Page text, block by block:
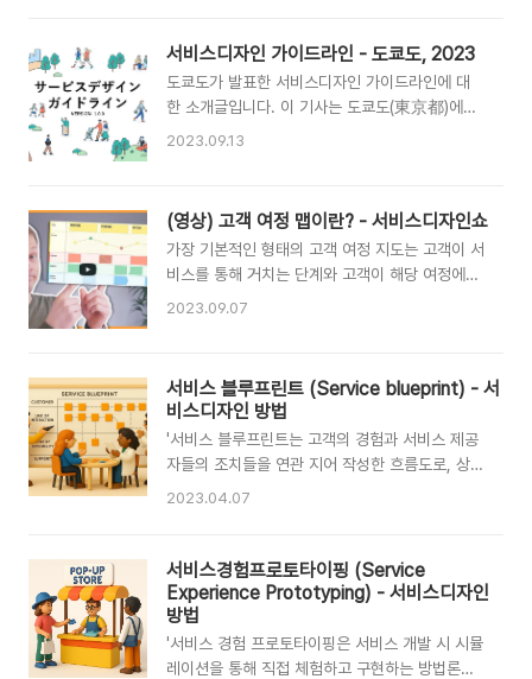
없었다. 이를 해결하기 위해 Richard
Eisermann 디렉터가 팀에게 "디자인 프로세스를
어떻게 설명해야 할까?"라는 질문을 던졌다. ..
북'는 IDEO.org가 집필하고 디자인한 가이드북으
로, 디자인씽킹의 핵심 원칙과 방법론을 깊이 있게
다룬다. 이 책은 사회 문제 - 빈곤, 양성 평등, 지
속 가능성 등 - 을 해결하는 데 디자인씽킹을 어떻
자인툴킷'이 보완 및 발전된 책으로써 초기 버전부
터 다양한 언어로 번역, 무료로 제공되고 있는 것
을 감안하면 현재..
서비스디자인 가이드라인 - 도쿄도, 2023
도쿄도가 발표한 서비스디자인 가이드라인에 대
한 소개글입니다. 이 기사는 도쿄도(東京都)에서
진행하는 '서비스디자인'에 대한 전략과 실행 방안
월에 '서비스디자인 가이드라인'을 발표하여, 이를
기반으로 다양한 디지털 서비스를 개발하고 있습
니다.도구: '도쿄도 서비스 캔버스'라는 도구를 사
용하여, 서비스디자인을 체계적으로 접근합니다.
기 → 활용하기'의 3단계로 구성되어 있습니다.
e-러닝과 워크샵을 통해 직원 교육을 진행합니다.
지속성: 가이드라인은 유동적이며, 지속적으로 ..
2023.09.13
(영상) 고객 여정 맵이란? - 서비스디자인쇼
가장 기본적인 형태의 고객 여정 지도는 고객이 서
비스를 통해 거치는 단계와 고객이 해당 여정에서
느끼는 감정을 시각적으로 표현한 것이다. 이 영상
이야기한다. 고객 경험 계층, 프론트스테이지, 백
스테이지 및 지원 시스템과 프로세스가 있는 계층.
우리는 또한 고객 여정 지도가 무엇인지, 그리고
그것이 어떻게 작동하는지를 연극에 비유해 설명
한다. * 통상 고객여정맵은 특정 고객의 경험 단계
(Customer Experience)’ 계층에 해당합니다.
그러나 이 강연에서 마크 폰..
2023.09.07
서비스 블루프린트 (Service blueprint) - 서
비스디자인 방법
'서비스 블루프린트는 고객의 경험과 서비스 제공
자들의 조치들을 연관 지어 작성한 흐름도로, 상호
작용을 보여주며 전방 업무와 후방 업무를 '가시
들과 효과적으로 커뮤니케이션하며 개선할 수 있
다. 고객 행동을 시간/단계에 따라 나열하고, 사용
자와 공급자의 상호작용 매개체를 정의하며, 전방
업무, 후방 업무, 지원 프로세스를 정리해 나가는
식으로 완성한다.'-----서비스 청사진 또는 서비스
2023.04.07
서비스경험프로토타이핑 (Service
Experience Prototyping) - 서비스디자인
방법
'서비스 경험 프로토타이핑은 서비스 개발 시 시뮬
레이션을 통해 직접 체험하고 구현하는 방법론이